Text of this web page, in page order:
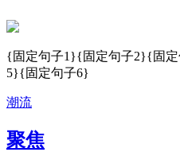
{固定句子1}{固定句子2}{固
5}{固定句子6}
潮流
聚焦